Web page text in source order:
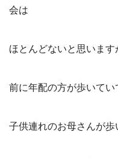
会は
ほとんどないと思います
前に年配の方が歩いて
子供連れのお母さんが